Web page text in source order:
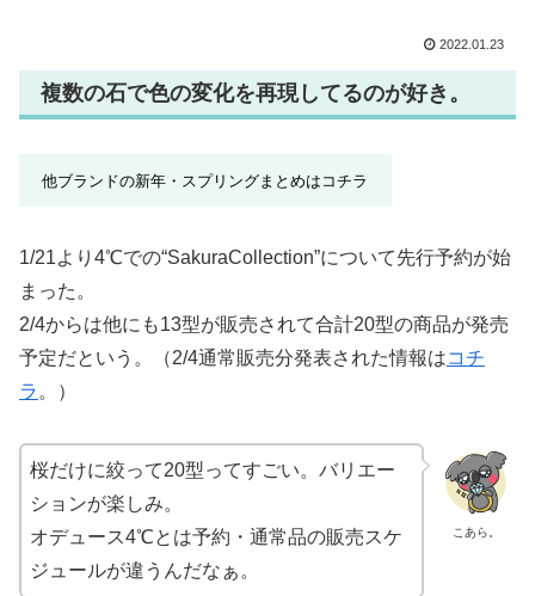
2022.01.23
複数の石で色の変化を再現してるのが好き。
他ブランドの新年・スプリングまとめはコチラ
1/21より4℃での“SakuraCollection”について先行予約が始
まった。
2/4からは他にも13型が販売されて合計20型の商品が発売
予定だという。
（2/4通常販売分発表された情報はコチ
ラ 。）
こあら。
桜だけに絞って20型ってすごい。バリエー
ションが楽しみ。
オデュース4℃とは予約・通常品の販売スケ
ジュールが違うんだなぁ。